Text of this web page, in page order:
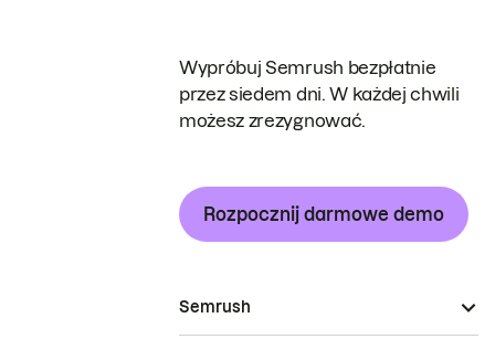
Wypróbuj Semrush bezpłatnie
przez siedem dni. W każdej chwili
możesz zrezygnować.
Rozpocznij darmowe demo
Semrush